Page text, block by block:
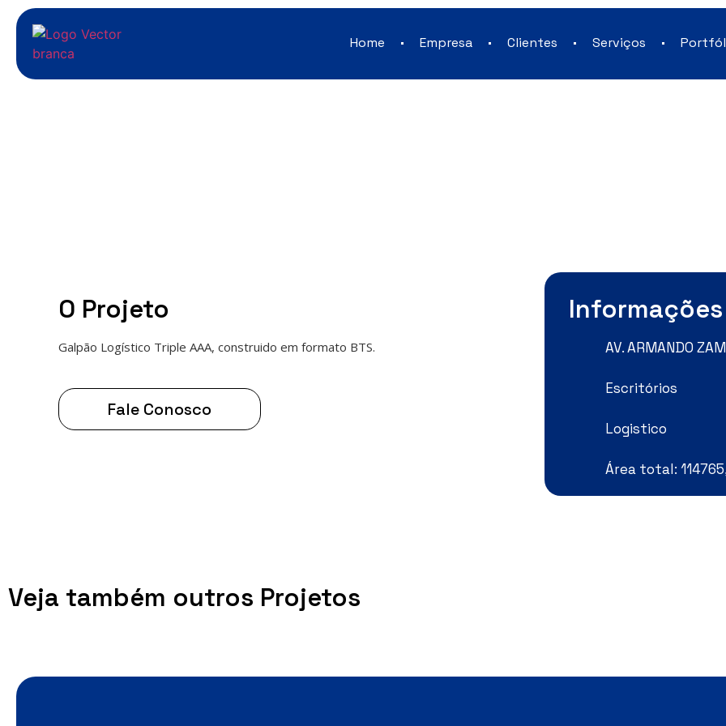
Home Empresa Clientes Serviços
O Projeto
Galpão Logístico Triple AAA, construido em formato BTS.
Fale Conosco
Informações
AV. ARMANDO
Escritórios
Logistico
Área total:
Veja também outros Projetos